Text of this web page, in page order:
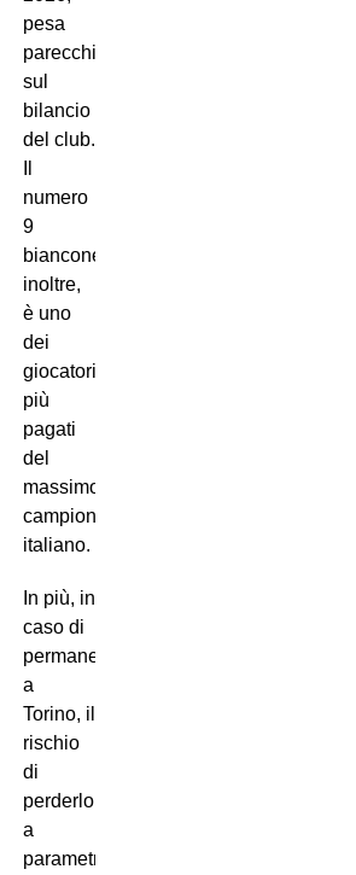
pesa
parecchio
sul
bilancio
del club.
numero
9
bianconero,
inoltre,
è uno
dei
giocatori
più
pagati
del
massimo
campionato
italiano.
In più, in
caso di
permanenza
a
Torino, il
rischio
di
perderlo
a
parametro